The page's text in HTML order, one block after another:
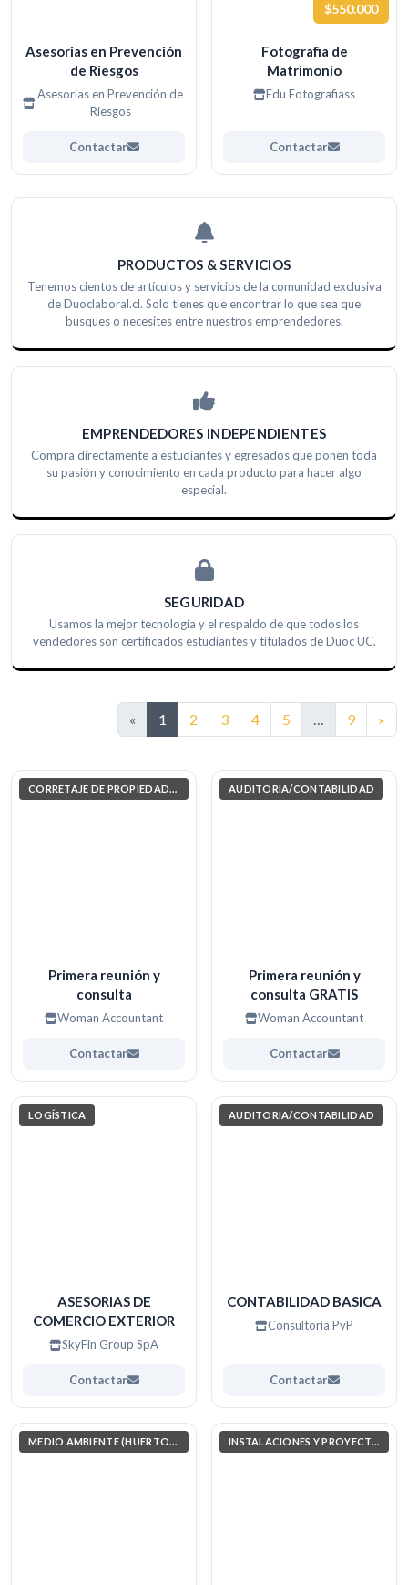
Asesorias en Prevención
de Riesgos
Asesorias en Prevención de
Riesgos
Contactar
$550.000
Fotografia de
Matrimonio
Edu Fotografiass
Contactar
PRODUCTOS & SERVICIOS
Tenemos cientos de artículos y servicios de la comunidad exclusiva
de Duoclaboral.cl. Solo tienes que encontrar lo que sea que
busques o necesites entre nuestros emprendedores.
EMPRENDEDORES INDEPENDIENTES
Compra directamente a estudiantes y egresados que ponen toda
su pasión y conocimiento en cada producto para hacer algo
especial.
SEGURIDAD
Usamos la mejor tecnología y el respaldo de que todos los
vendedores son certificados estudiantes y títulados de Duoc UC.
« 1 2 3 4 5 … 9 »
CORRETAJE DE PROPIEDADES
Primera reunión y
consulta
Woman Accountant
Contactar
AUDITORIA/CONTABILIDAD
Primera reunión y
consulta GRATIS
Woman Accountant
Contactar
LOGÍSTICA
ASESORIAS DE
COMERCIO EXTERIOR
SkyFin Group SpA
Contactar
AUDITORIA/CONTABILIDAD
CONTABILIDAD BASICA
Consultoría PyP
Contactar
MEDIO AMBIENTE (HUERTOS, JARDINERÍA, COSAS POR EL ESTILO) INSTALACIONES Y PROYECTOS ELÉCTRICOS